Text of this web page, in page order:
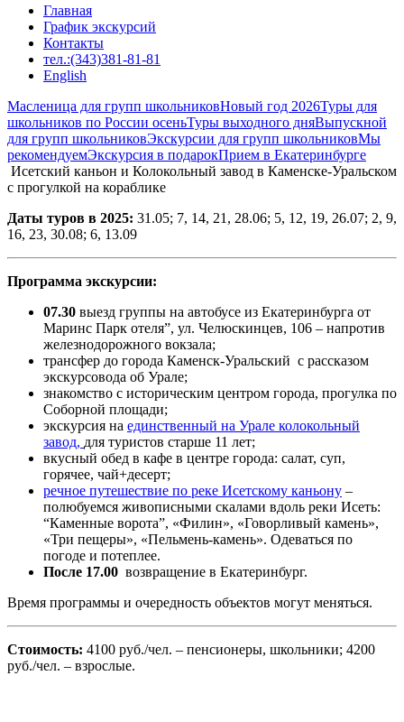
Главная
График экскурсий
Контакты
тел.:(343)381-81-81
English
Масленица для групп школьниковНовый год 2026Туры для
школьников по России осеньТуры выходного дняВыпускной
для групп школьниковЭкскурсии для групп школьниковМы
рекомендуемЭкскурсия в подарокПрием в Екатеринбурге
Исетский каньон и Колокольный завод в Каменске-Уральском
с прогулкой на кораблике
Даты туров в 2025: 31.05; 7, 14, 21, 28.06; 5, 12, 19, 26.07; 2, 9,
16, 23, 30.08; 6, 13.09
Программа экскурсии:
07.30 выезд группы на автобусе из Екатеринбурга от
Маринс Парк отеля”, ул. Челюскинцев, 106 – напротив
железнодорожного вокзала;
трансфер до города Каменск-Уральский с рассказом
экскурсовода об Урале;
знакомство с историческим центром города, прогулка по
Соборной площади;
экскурсия на единственный на Урале колокольный
завод, для туристов старше 11 лет;
вкусный обед в кафе в центре города: салат, суп,
горячее, чай+десерт;
речное путешествие по реке Исетскому каньону –
полюбуемся живописными скалами вдоль реки Исеть:
“Каменные ворота”, «Филин», «Говорливый камень»,
«Три пещеры», «Пельмень-камень». Одеваться по
погоде и потеплее.
После 17.00 возвращение в Екатеринбург.
Время программы и очередность объектов могут меняться.
Стоимость: 4100 руб./чел. – пенсионеры, школьники; 4200
руб./чел. – взрослые.